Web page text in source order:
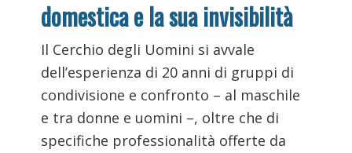
domestica e la sua invisibilità
Il Cerchio degli Uomini si avvale
dell’esperienza di 20 anni di gruppi di
condivisione e confronto – al maschile
e tra donne e uomini –, oltre che di
specifiche professionalità offerte da